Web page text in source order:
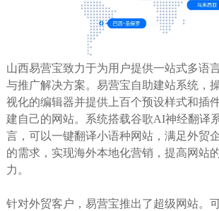
山西易营宝致力于为用户提供一站式多语
与推广解决方案。易营宝自助建站系统，
视化的编辑器并提供上百个预设样式和插
建自己的网站。系统搭载谷歌AI神经翻译
言，可以一键翻译小语种网站，满足外贸
的需求，实现海外本地化营销，提高网站
力。
针对外贸客户，易营宝推出了超级网站。